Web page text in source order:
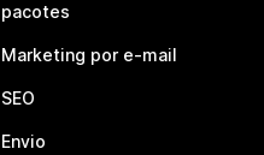
pacotes
Marketing por e-mail
SEO
Envio